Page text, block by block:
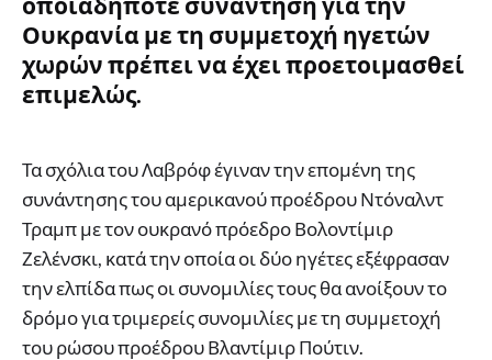
Ουκρανία με τη συμμετοχή ηγετών
χωρών πρέπει να έχει προετοιμασθεί
επιμελώς.
Τα σχόλια του Λαβρόφ έγιναν την επομένη της
συνάντησης του αμερικανού προέδρου Ντόναλντ
Τραμπ με τον ουκρανό πρόεδρο Βολοντίμιρ
Ζελένσκι, κατά την οποία οι δύο ηγέτες εξέφρασαν
την ελπίδα πως οι συνομιλίες τους θα ανοίξουν το
δρόμο για τριμερείς συνομιλίες με τη συμμετοχή
του ρώσου προέδρου Βλαντίμιρ Πούτιν.